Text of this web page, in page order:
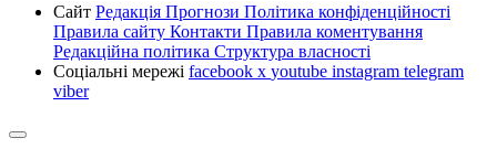
Сайт Редакція Прогнози Політика конфіденційності
Правила сайту Контакти Правила коментування
Редакційна політика Структура власності
Соціальні мережі facebook x youtube instagram telegram
viber